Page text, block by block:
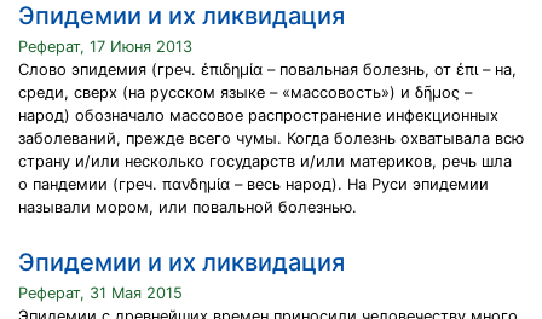
Эпидемии и их ликвидация
Реферат, 17 Июня 2013
Слово эпидемия (греч. ἐπιδημία – повальная болезнь, от ἐπι – на,
среди, сверх (на русском языке – «массовость») и δῆμος –
народ) обозначало массовое распространение инфекционных
заболеваний, прежде всего чумы. Когда болезнь охватывала всю
страну и/или несколько государств и/или материков, речь шла
о пандемии (греч. πανδημία – весь народ). На Руси эпидемии
называли мором, или повальной болезнью.
Эпидемии и их ликвидация
Реферат, 31 Мая 2015